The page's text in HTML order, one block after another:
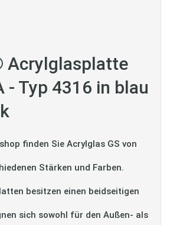
Acrylglasplatte
- Typ 4316 in blau
finden Sie Acrylglas GS von
Stärken und Farben.
besitzen einen beidseitigen
sich sowohl für den Außen- als